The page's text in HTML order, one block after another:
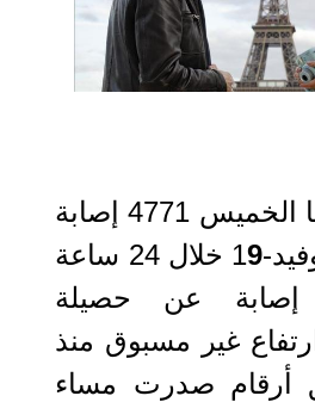
سجلت فرنسا الخميس 4771 إصابة
1
9
خلال 24 ساعة
إصابة عن حصيلة
ارتفاع غير مسبوق منذ
أرقام صدرت مساء